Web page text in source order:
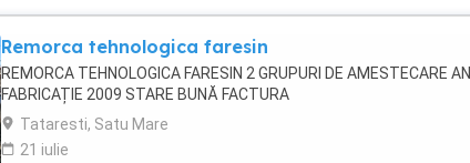
Remorca tehnologica faresin
REMORCA TEHNOLOGICA FARESIN 2 GRUPURI DE AMESTECARE AN
FABRICAȚIE 2009 STARE BUNĂ FACTURA
Tataresti, Satu Mare
21 iulie